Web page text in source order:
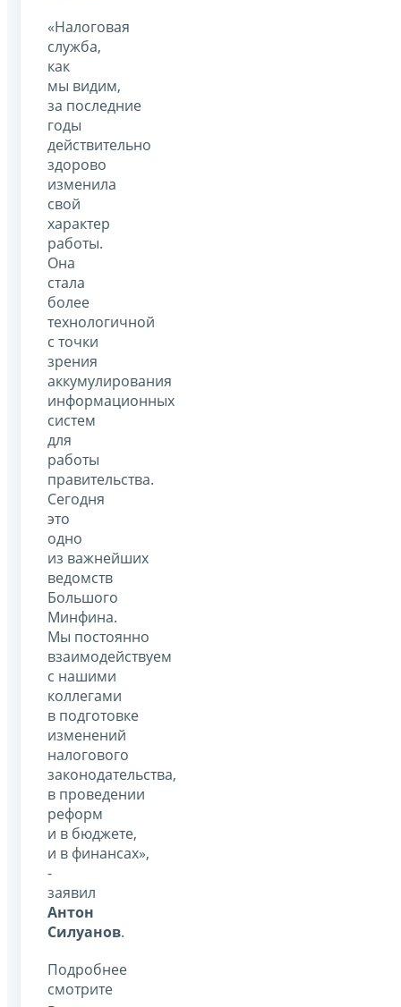
«Налоговая
служба,
как
мы видим,
за последние
годы
действительно
здорово
изменила
свой
характер
работы.
Она
стала
более
технологичной
с точки
зрения
аккумулирования
информационных
систем
для
работы
правительства.
Сегодня
это
одно
из важнейших
ведомств
Большого
Минфина.
Мы постоянно
взаимодействуем
с нашими
коллегами
в подготовке
изменений
налогового
законодательства,
в проведении
реформ
и в бюджете,
и в финансах»,
-
заявил
Антон
Силуанов.
Подробнее
смотрите